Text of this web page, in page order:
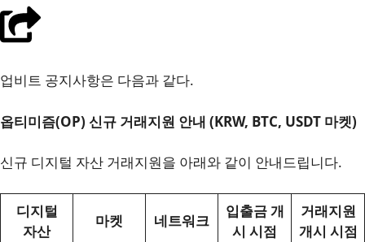
업비트 공지사항은 다음과 같다.
옵티미즘(OP) 신규 거래지원 안내 (KRW, BTC, USDT 마켓)
신규 디지털 자산 거래지원을 아래와 같이 안내드립니다.
디지털
자산
마켓 네트워크
입출금 개
시 시점
거래지원
개시 시점